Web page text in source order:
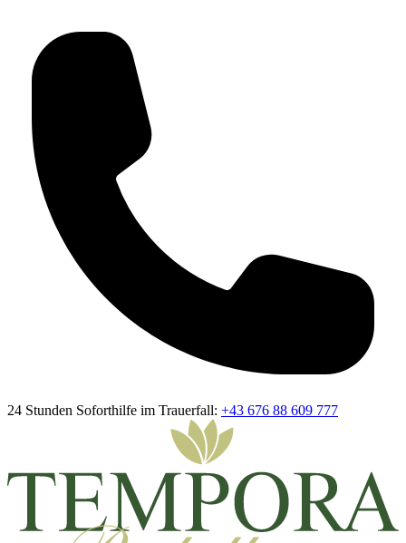
24 Stunden Soforthilfe im Trauerfall: +43 676 88 609 777